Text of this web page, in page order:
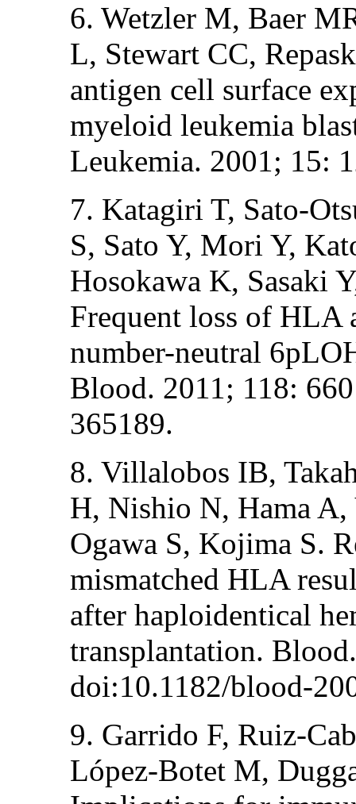
6. Wetzler M, Baer
L, Stewart CC,
antigen cell surface
myeloid leukemia
Leukemia. 2001; 15:
7. Katagiri T, Sato-
S, Sato Y, Mori Y,
Hosokawa K, Sasaki
Frequent loss of HLA
number-neutral
Blood. 2011; 118:
365189.
8. Villalobos IB,
H, Nishio N, Hama
Ogawa S, Kojima S.
mismatched HLA
after haploidentical
transplantation.
doi:10.1182/blood-
9. Garrido F, Ruiz-
López-Botet M,